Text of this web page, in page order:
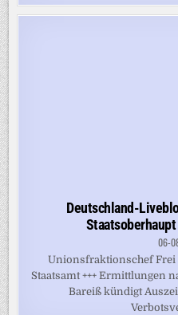
Deutschland-
Staatsoberhaupt
06-
Unionsfraktionschef Frei
Staatsamt +++ Ermittlungen
Bareiß kündigt